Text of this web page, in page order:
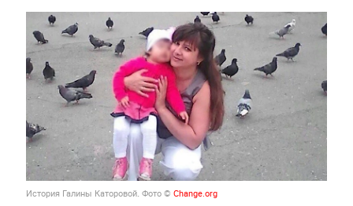
История Галины Каторовой. Фото © Change.org